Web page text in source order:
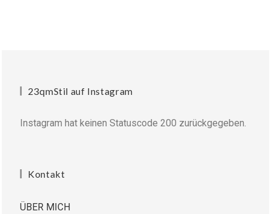
23qmStil auf Instagram
Instagram hat keinen Statuscode 200 zurückgegeben.
Kontakt
ÜBER MICH